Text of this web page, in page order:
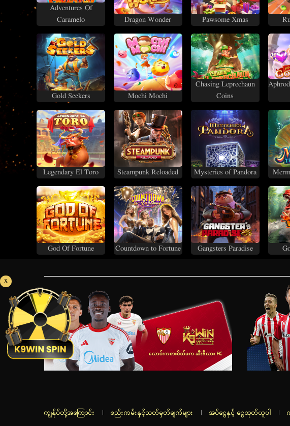
Adventures Of
Caramelo
Dragon Wonder Pawsome Xmas
Gold Seekers Mochi Mochi
Chasing Leprechaun
Coins
Legendary El Toro Steampunk Reloaded Mysteries of Pandora
God Of Fortune Countdown to Fortune Gangsters Paradise
ကျွန်ုပ်တို့အကြောင်း | စည်းကမ်းနှင့်သတ်မှတ်ချက်များ | အပ်ငွေနှင့် ငွေထုတ်ယူပါ |
x